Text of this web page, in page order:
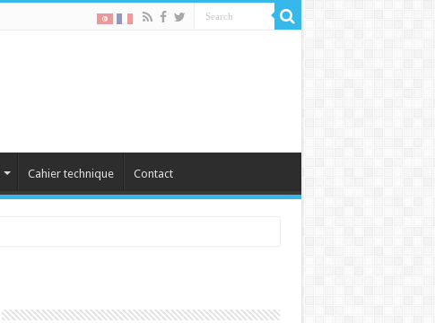
Cahier technique Contact